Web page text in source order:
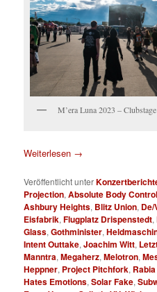
M’era Luna 2023 – Clubstage
Weiterlesen →
Veröffentlicht unter
Projection,Absolute Body Control
Ashbury Heights, Blitz Union,
Eisfabrik,Flugplatz Drispenstedt,
Glass,Gothminister,
Intent Outtake,Joachim Witt,
Manntra,Megaherz,Melotron,
Heppner, Project Pitchfork,
Hates Emotions,Solar Fake,